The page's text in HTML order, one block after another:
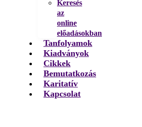
Keresés
az
online
előadásokban
Tanfolyamok
Kiadványok
Cikkek
Bemutatkozás
Karitatív
Kapcsolat